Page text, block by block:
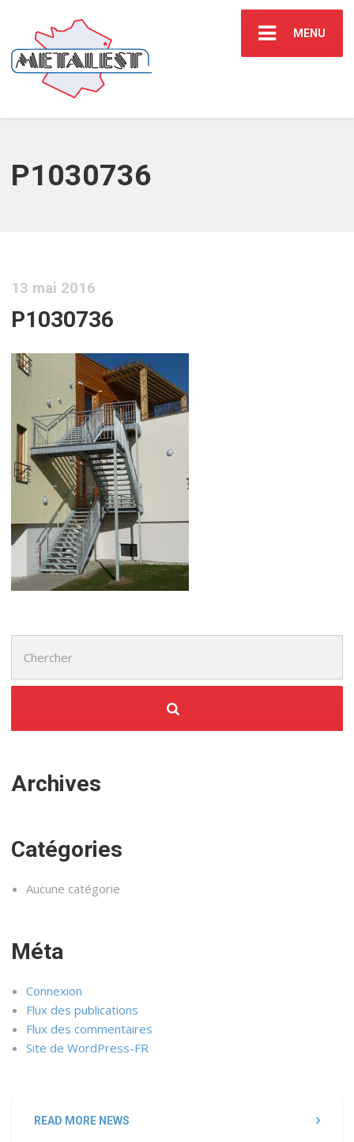
MENU
P1030736
13 mai 2016
P1030736
Archives
Catégories
Aucune catégorie
Méta
Connexion
Flux des publications
Flux des commentaires
Site de WordPress-FR
READ MORE NEWS